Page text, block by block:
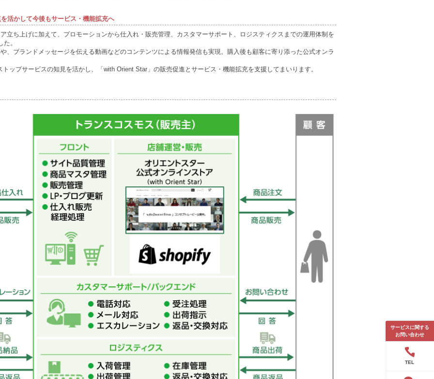
活かして今後もサービス・機能拡充へ
立ち上げに加えて、プロモーションから仕入れ・販売管理、カスタマーサポート、ロジスティクスまでの運用体制を
。
、ブランドメッセージを伝える動画などのコンテンツによる情報発信も実現。購入後も顧客に寄り添った公式オンラ
ップサービスの知見を活かし、「with Orient Star」の販売促進とサービス・機能拡充を支援してまいります。
サービスに関する
お問い合わせ
TEL